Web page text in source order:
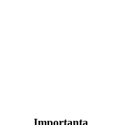
Importanța